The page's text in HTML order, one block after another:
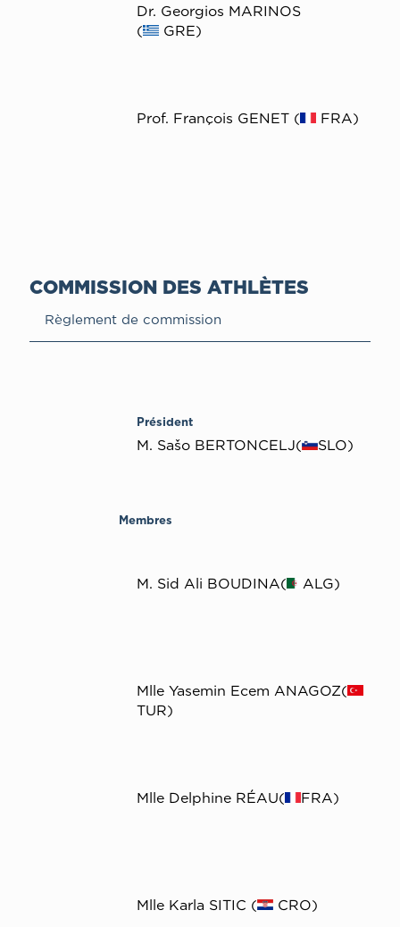
Dr. Georgios MARINOS
(
GRE)
Prof. François GENET ( FRA)
COMMISSION DES ATHLÈTES
Règlement de commission
Président
M. Sašo BERTONCELJ( SLO)
Membres
M. Sid Ali BOUDINA( ALG)
Mlle Yasemin Ecem ANAGOZ(
TUR)
Mlle Delphine RÉAU( FRA)
Mlle Karla SITIC ( CRO)